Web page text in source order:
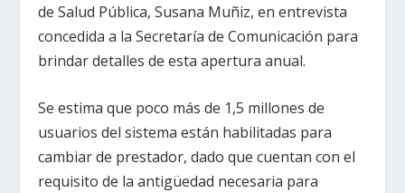
de Salud Pública, Susana Muñiz, en entrevista
concedida a la Secretaría de Comunicación para
brindar detalles de esta apertura anual.
Se estima que poco más de 1,5 millones de
usuarios del sistema están habilitadas para
cambiar de prestador, dado que cuentan con el
requisito de la antigüedad necesaria para